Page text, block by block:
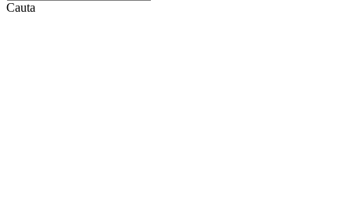
Cauta